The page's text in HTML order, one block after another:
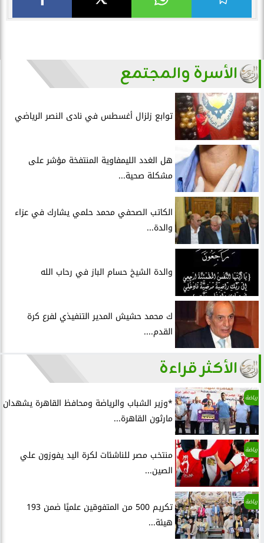
الأسرة والمجتمع
توابع زلزال أغسطس في نادى النصر الرياضي
هل الغدد الليمفاوية المنتفخة مؤشر على
مشكلة صحية...
الكاتب الصحفي محمد حلمي يشارك في عزاء
والدة...
والدة الشيخ حسام الباز في رحاب الله
ك محمد حشيش المدير التنفيذي لفرع كرة
القدم....
الأكثر قراءة
رياضة
*وزير الشباب والرياضة ومحافظ القاهرة يشهدان
مارثون القاهرة...
رياضة
منتخب مصر للناشئات لكرة اليد يفوزون علي
الصين...
رياضة
تكريم 500 من المتفوقين علميًا ضمن 193
هيئة...